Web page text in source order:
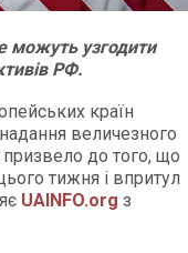
можуть узгодити
РФ.
країн
величезного
призвело до того, що
тижня і впритул
UAINFO.org з